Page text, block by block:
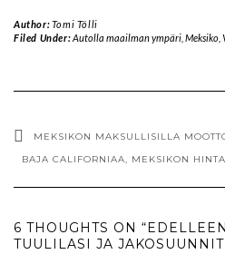
Author:Tomi Tölli
Filed Under:Autolla maailman ympäri, Meksiko,
MEKSIKON MAKSULLISILLA
BAJA CALIFORNIAA, MEKSIKON
6 THOUGHTS ON
TUULILASI JA